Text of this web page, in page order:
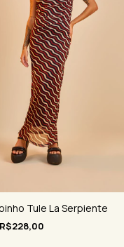
Tule La Serpiente
R$228,00